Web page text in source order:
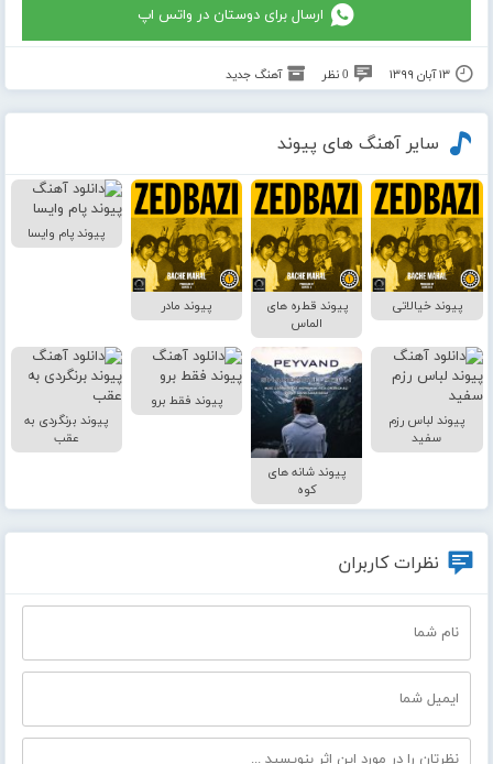
ارسال برای دوستان در واتس اپ
۱۳ آبان ۱۳۹۹ 0 نظر آهنگ جدید
سایر آهنگ های پیوند
پیوند خیالاتی
پیوند قطره های
الماس
پیوند مادر
پیوند پام وایسا
پیوند لباس رزم
سفید
پیوند شانه های
کوه
پیوند فقط برو
پیوند برنگردی به
عقب
نظرات کاربران